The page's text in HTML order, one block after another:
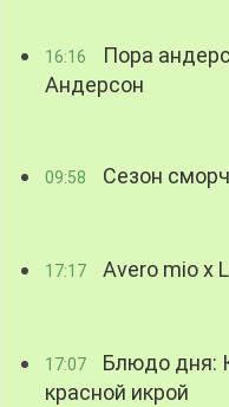
16:16
Пора
Андерсон
09:58 Сезон
17:17 Avero mio x
17:07
Блюдо дня:
красной икрой